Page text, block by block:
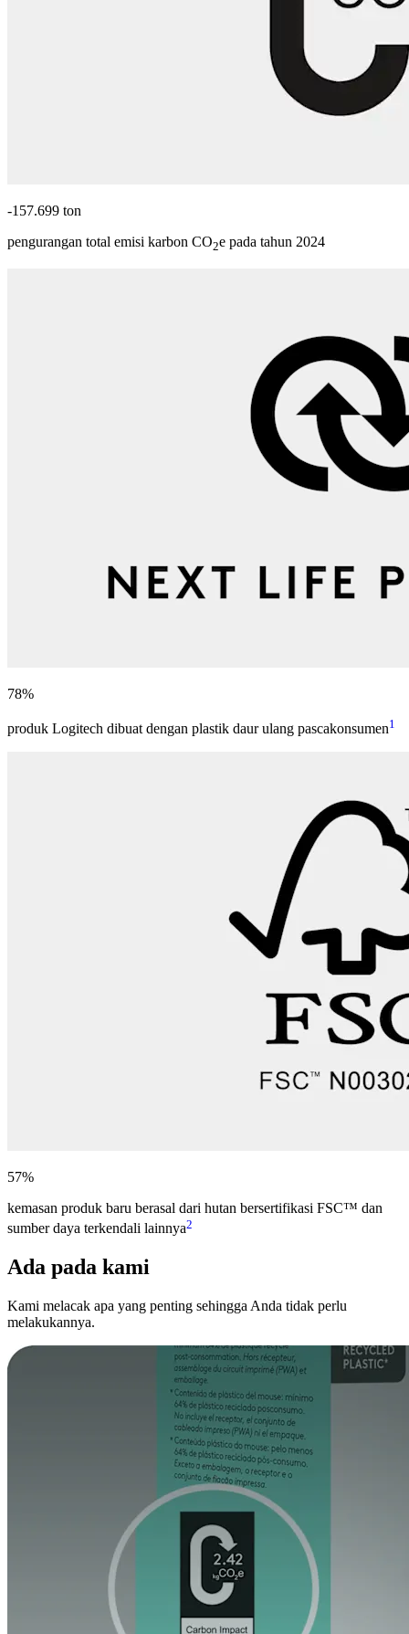
-157.699 ton
pengurangan total emisi karbon CO2e pada tahun 2024
78%
produk Logitech dibuat dengan plastik daur ulang pascakonsumen1
57%
kemasan produk baru berasal dari hutan bersertifikasi FSC™ dan
sumber daya terkendali lainnya2
Ada pada kami
Kami melacak apa yang penting sehingga Anda tidak perlu
melakukannya.